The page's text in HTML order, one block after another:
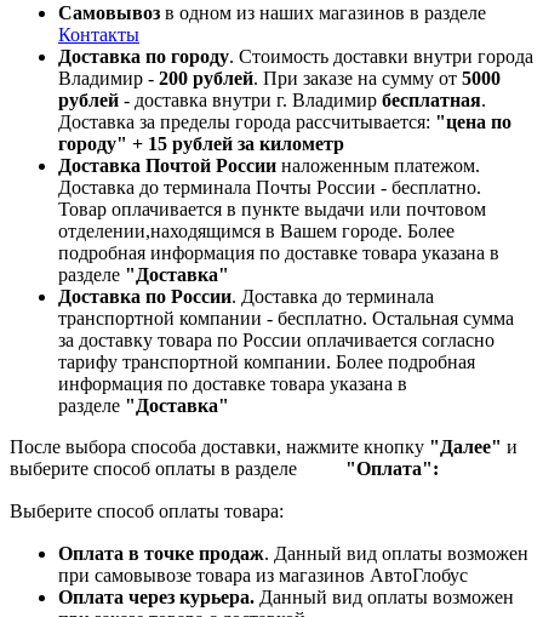
Самовывоз в одном из наших магазинов в разделе
Контакты
Доставка по городу. Стоимость доставки внутри города
Владимир - 200 рублей. При заказе на сумму от 5000
рублей - доставка внутри г. Владимир бесплатная.
Доставка за пределы города рассчитывается: "цена по
городу" + 15 рублей за километр
Доставка Почтой России наложенным платежом.
Доставка до терминала Почты России - бесплатно.
Товар оплачивается в пункте выдачи или почтовом
отделении,находящимся в Вашем городе. Более
подробная информация по доставке товара указана в
разделе "Доставка"
Доставка по России. Доставка до терминала
транспортной компании - бесплатно. Остальная сумма
за доставку товара по России оплачивается согласно
тарифу транспортной компании. Более подробная
информация по доставке товара указана в
разделе "Доставка"
После выбора способа доставки, нажмите кнопку "Далее" и
выберите способ оплаты в разделе "Оплата":
Выберите способ оплаты товара:
Оплата в точке продаж. Данный вид оплаты возможен
при самовывозе товара из магазинов АвтоГлобус
Оплата через курьера. Данный вид оплаты возможен